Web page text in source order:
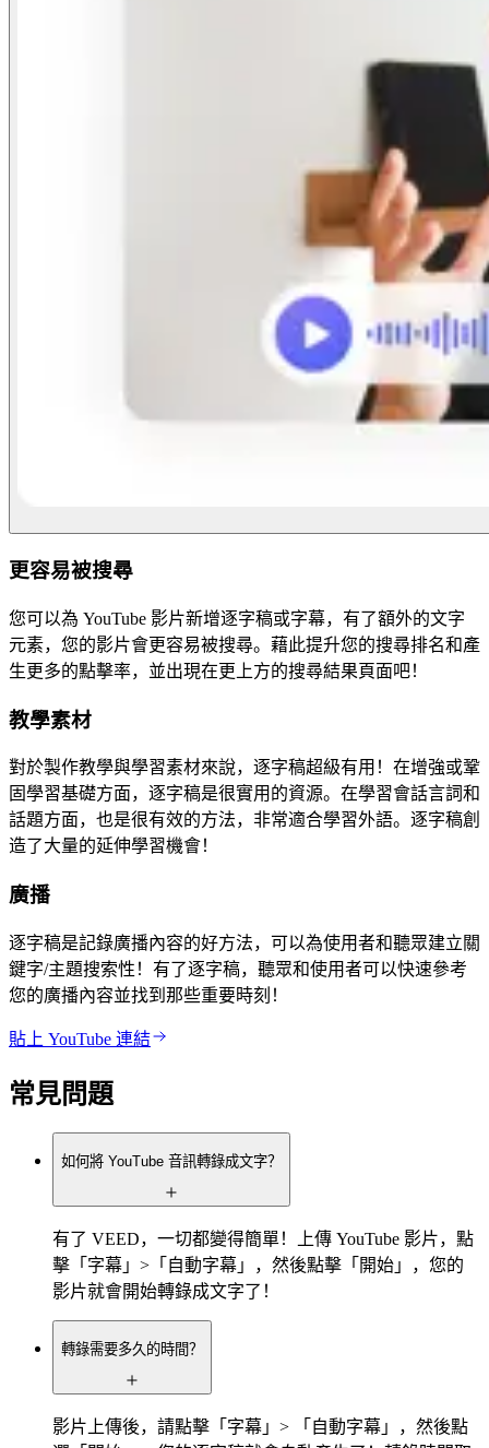
更容易被搜尋
您可以為 YouTube 影片新增逐字稿或字幕，有了額外的文字
元素，您的影片會更容易被搜尋。藉此提升您的搜尋排名和產
生更多的點擊率，並出現在更上方的搜尋結果頁面吧！
教學素材
對於製作教學與學習素材來說，逐字稿超級有用！在增強或鞏
固學習基礎方面，逐字稿是很實用的資源。在學習會話言詞和
話題方面，也是很有效的方法，非常適合學習外語。逐字稿創
造了大量的延伸學習機會！
廣播
逐字稿是記錄廣播內容的好方法，可以為使用者和聽眾建立關
鍵字/主題搜索性！有了逐字稿，聽眾和使用者可以快速參考
您的廣播內容並找到那些重要時刻！
貼上 YouTube 連結
常見問題
如何將 YouTube 音訊轉錄成文字？
有了 VEED，一切都變得簡單！上傳 YouTube 影片，點
擊「字幕」>「自動字幕」，然後點擊「開始」，您的
影片就會開始轉錄成文字了！
轉錄需要多久的時間？
影片上傳後，請點擊「字幕」> 「自動字幕」，然後點